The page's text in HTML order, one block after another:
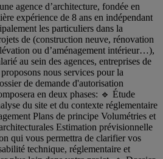
agence d’architecture, fondée en
expérience de 8 ans en indépendant
les particuliers dans la
de (construction neuve, rénovation
ou d’aménagement intérieur…),
au sein des agences, entreprises de
nous services pour la
de demande d'autorisation
en deux phases: 🔹 Étude
du site et du contexte réglementaire
Plans de principe Volumétries et
Estimation prévisionnelle
qui vous permettra de clarifier vos
technique, réglementaire et